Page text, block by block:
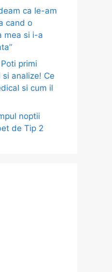
ca le-am
cand o
mea si i-a
primi
si analize! Ce
si cum il
noptii
de Tip 2